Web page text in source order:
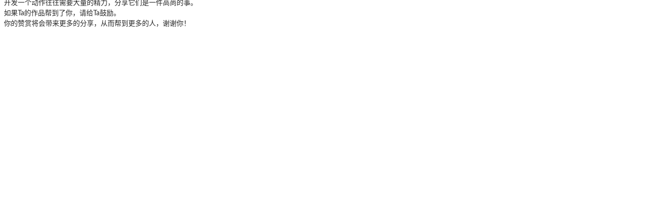
开发一个动作往往需要大量的精力，分享它们是一件高尚的事。
如果Ta的作品帮到了你，请给Ta鼓励。
你的赞赏将会带来更多的分享，从而帮到更多的人，谢谢你！